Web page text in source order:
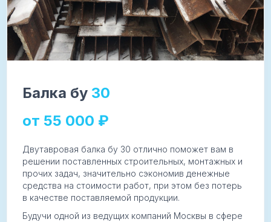
Балка бу 30
от 55 000 ₽
Двутавровая балка бу 30 отлично поможет вам в
решении поставленных строительных, монтажных и
прочих задач, значительно сэкономив денежные
средства на стоимости работ, при этом без потерь
в качестве поставляемой продукции.
Будучи одной из ведущих компаний Москвы в сфере